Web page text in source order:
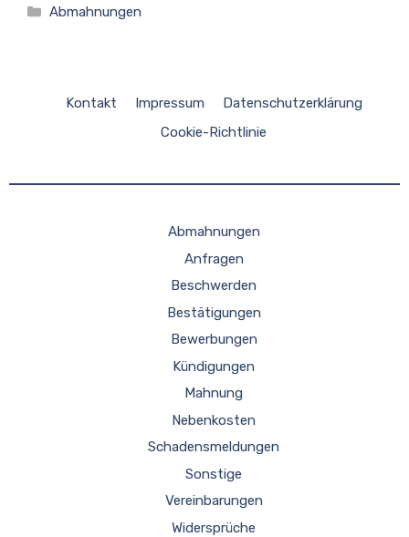
Kategorien
Abmahnungen
Kontakt Impressum
Datenschutzerklärung
Cookie-Richtlinie
Abmahnungen
Anfragen
Beschwerden
Bestätigungen
Bewerbungen
Kündigungen
Mahnung
Nebenkosten
Schadensmeldungen
Sonstige
Vereinbarungen
Widersprüche